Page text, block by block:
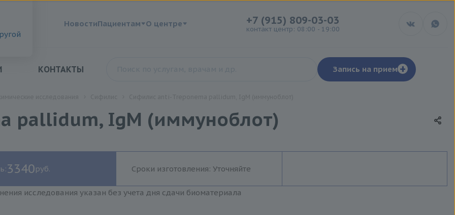
НовостиПациентам О центре +7 (915) 809-03-03
контакт центр: 08:00 - 19:00
КОНТАКТЫ Запись на прием +
pallidum, IgM (иммуноблот)
3340руб. Сроки изготовления: Уточняйте
исследования указан без учета дня сдачи биоматериала